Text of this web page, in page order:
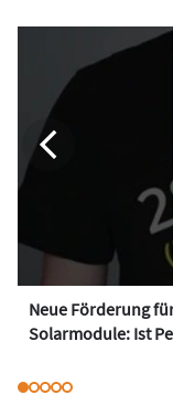
Neue Förderung
Solarmodule: Ist